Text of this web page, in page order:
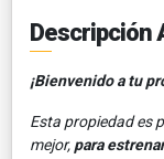
Descripción
¡Bienvenido a tu
Esta propiedad es
mejor, para estrenar